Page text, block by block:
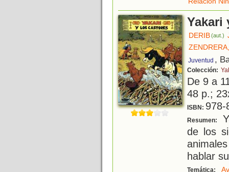
Yakari
DERIB(aut.)
Juventud ,
Colección:
De 9 a
48 p.;
ISBN: 978-
Resumen:
de los
hablar
Temática: